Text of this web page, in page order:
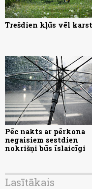
Trešdien kļūs vēl
Pēc nakts ar pērkona
negaisiem sestdien
nokrišņi būs īslaicīgi
Lasītākais